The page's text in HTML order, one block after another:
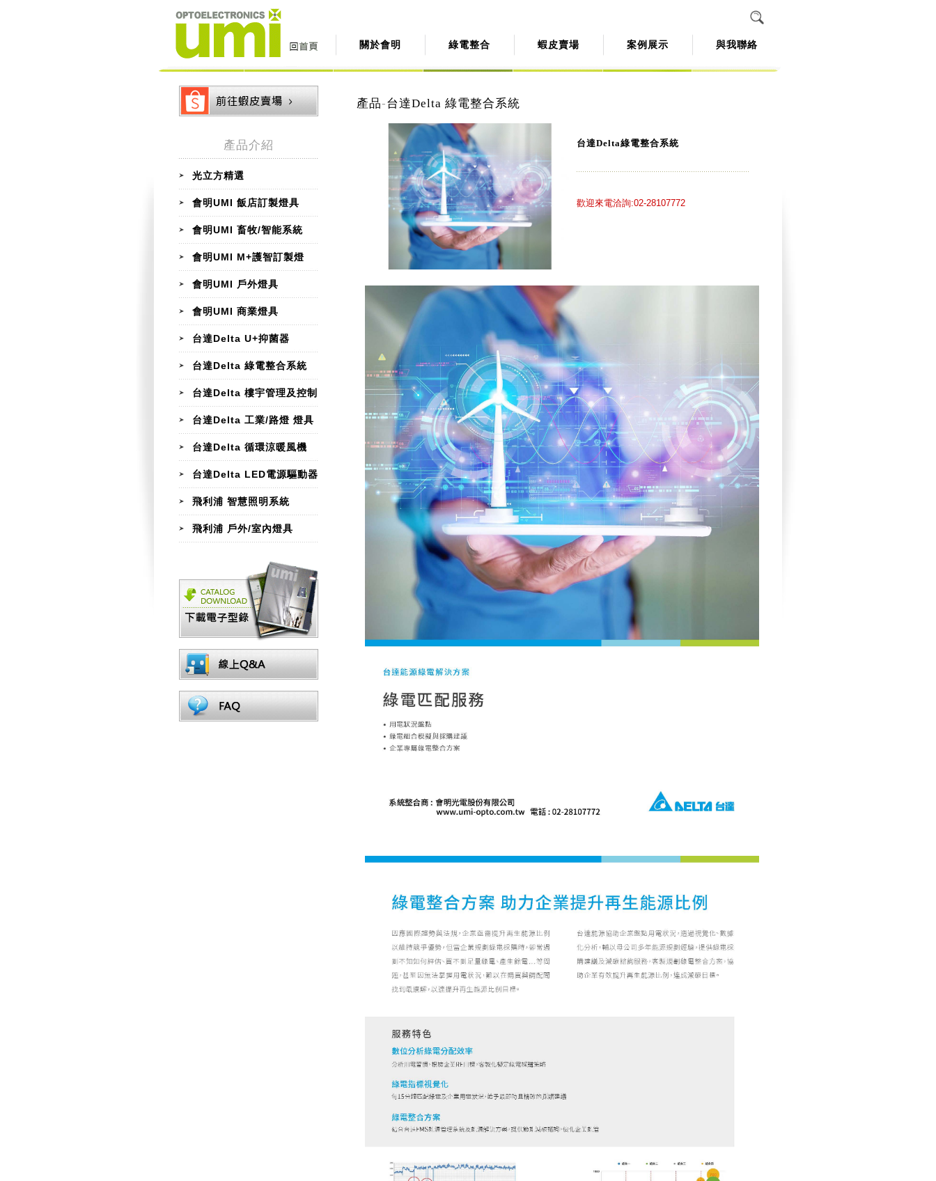
關於會明 綠電整合 蝦皮賣場 案例展示 與我聯絡
產品介紹
光立方精選
會明UMI 飯店訂製燈具
會明UMI 畜牧/智能系統
會明UMI M+護智訂製燈
會明UMI 戶外燈具
會明UMI 商業燈具
台達Delta U+抑菌器
台達Delta 綠電整合系統
台達Delta 樓宇管理及控制
台達Delta 工業/路燈 燈具
台達Delta 循環涼暖風機
台達Delta LED電源驅動器
飛利浦 智慧照明系統
飛利浦 戶外/室內燈具
產品-台達Delta 綠電整合系統
台達Delta綠電整合系統
歡迎來電洽詢:02-28107772